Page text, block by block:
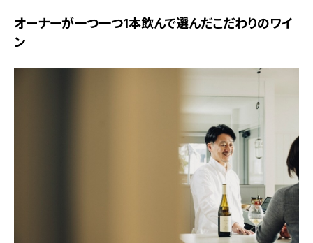
オーナーが一つ一つ1本飲んで選んだこだわりのワイ
ン